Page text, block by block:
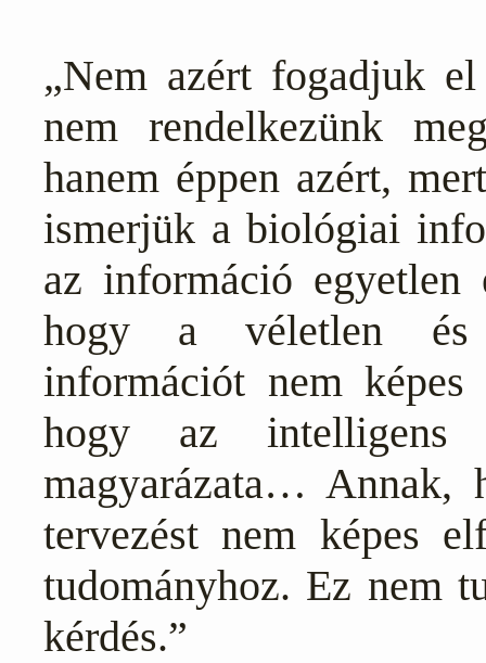
„Nem azért fogadjuk
nem rendelkezünk
hanem éppen azért,
ismerjük a biológiai
az információ egyetlen
hogy a véletlen és
információt nem
hogy az intelligens
magyarázata… Annak,
tervezést nem képes
tudományhoz. Ez nem
kérdés.”